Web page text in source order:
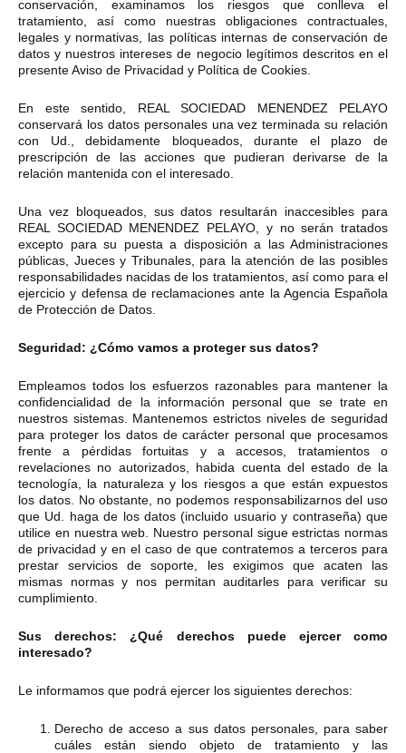
conservación, examinamos los riesgos que conlleva el
tratamiento, así como nuestras obligaciones contractuales,
legales y normativas, las políticas internas de conservación de
datos y nuestros intereses de negocio legítimos descritos en el
presente Aviso de Privacidad y Política de Cookies.
En este sentido, REAL SOCIEDAD MENENDEZ PELAYO
conservará los datos personales una vez terminada su relación
con Ud., debidamente bloqueados, durante el plazo de
prescripción de las acciones que pudieran derivarse de la
relación mantenida con el interesado.
Una vez bloqueados, sus datos resultarán inaccesibles para
REAL SOCIEDAD MENENDEZ PELAYO, y no serán tratados
excepto para su puesta a disposición a las Administraciones
públicas, Jueces y Tribunales, para la atención de las posibles
responsabilidades nacidas de los tratamientos, así como para el
ejercicio y defensa de reclamaciones ante la Agencia Española
de Protección de Datos.
Seguridad: ¿Cómo vamos a proteger sus datos?
Empleamos todos los esfuerzos razonables para mantener la
confidencialidad de la información personal que se trate en
nuestros sistemas. Mantenemos estrictos niveles de seguridad
para proteger los datos de carácter personal que procesamos
frente a pérdidas fortuitas y a accesos, tratamientos o
revelaciones no autorizados, habida cuenta del estado de la
tecnología, la naturaleza y los riesgos a que están expuestos
los datos. No obstante, no podemos responsabilizarnos del uso
que Ud. haga de los datos (incluido usuario y contraseña) que
utilice en nuestra web. Nuestro personal sigue estrictas normas
de privacidad y en el caso de que contratemos a terceros para
prestar servicios de soporte, les exigimos que acaten las
mismas normas y nos permitan auditarles para verificar su
cumplimiento.
Sus derechos: ¿Qué derechos puede ejercer como
interesado?
Le informamos que podrá ejercer los siguientes derechos:
Derecho de acceso a sus datos personales, para saber
cuáles están siendo objeto de tratamiento y las